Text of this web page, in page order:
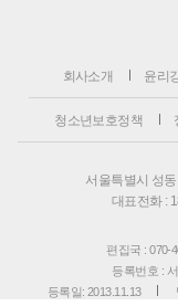
회사소개 윤리
청소년보호정책
서울특별시 성
대표전화 :
편집국 : 070-
등록번호 :
등록일: 2013.11.13